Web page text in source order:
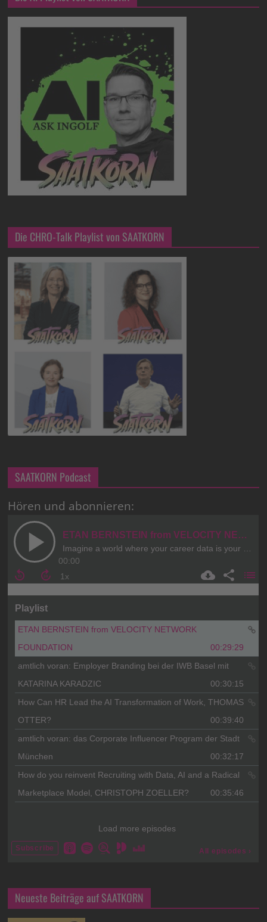
Die CHRO-Talk Playlist von SAATKORN
SAATKORN Podcast
Hören und abonnieren:
Neueste Beiträge auf SAATKORN